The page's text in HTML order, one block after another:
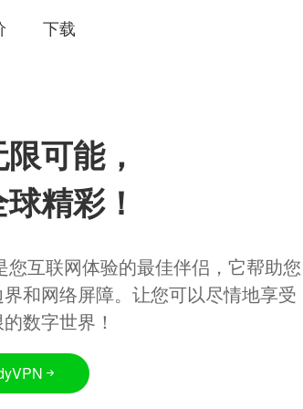
下载
可能，
精彩！
您互联网体验的最佳伴侣，它帮助您
和网络屏障。让您可以尽情地享受
数字世界！